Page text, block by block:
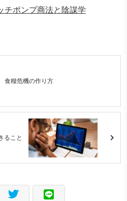
チポンプ商法と陰謀学
食糧危機の作り方
ること